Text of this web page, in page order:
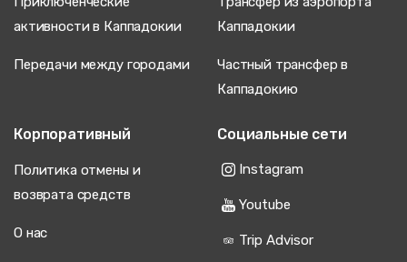
активности в Каппадокии
Каппадокии
Передачи между городами
Частный трансфер в
Каппадокию
Корпоративный
Политика отмены и
возврата средств
О нас
Социальные сети
Instagram
Youtube
Trip Advisor